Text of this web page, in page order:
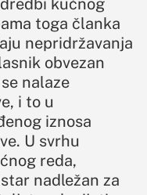
kućnog
toga članka
nepridržavanja
obvezan
nalaze
i to u
iznosa
U svrhu
reda,
nadležan za